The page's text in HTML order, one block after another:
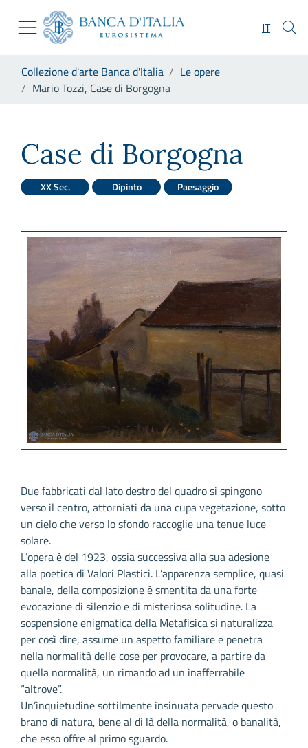
Skip to Main Content
Vai al sito istituzionale
Vai al menu di navigazione
Vai alla ricerca
Vai al footer
IT
Collezione d'arte Banca d'Italia
Le opere
Mario Tozzi, Case di Borgogna
Case di Borgogna
XX Sec. Dipinto Paesaggio
Due fabbricati dal lato destro del quadro si spingono
verso il centro, attorniati da una cupa vegetazione, sotto
un cielo che verso lo sfondo raccoglie una tenue luce
solare.
L’opera è del 1923, ossia successiva alla sua adesione
alla poetica di Valori Plastici. L’apparenza semplice, quasi
banale, della composizione è smentita da una forte
evocazione di silenzio e di misteriosa solitudine. La
sospensione enigmatica della Metafisica si naturalizza
per così dire, assume un aspetto familiare e penetra
nella normalità delle cose per provocare, a partire da
quella normalità, un rimando ad un inafferrabile
“altrove”.
Un’inquietudine sottilmente insinuata pervade questo
brano di natura, bene al di là della normalità, o banalità,
che esso offre al primo sguardo.